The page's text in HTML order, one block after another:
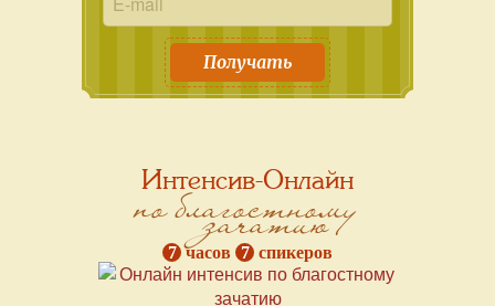
Получать
Интенсив-Онлайн
по благостному
зачатию
7 часов 7 спикеров